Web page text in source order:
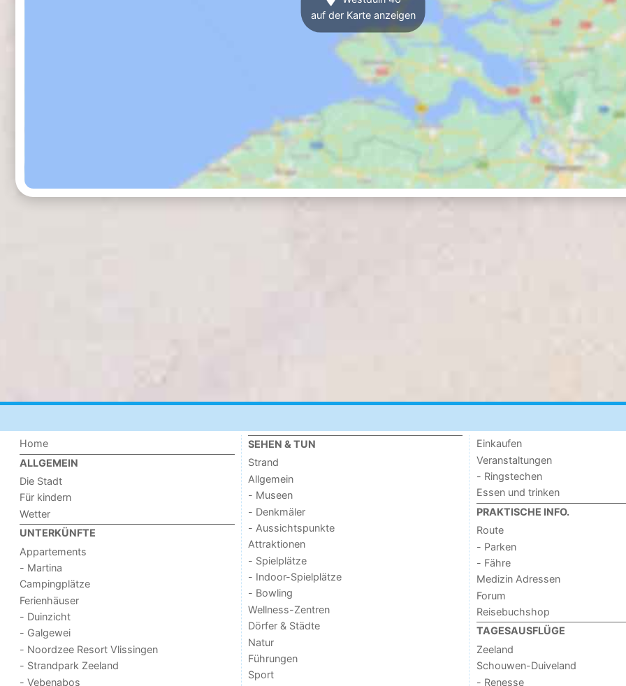
auf der Karte anzeigen
Home
ALLGEMEIN
Die Stadt
Für kindern
Wetter
UNTERKÜNFTE
Appartements
- Martina
Campingplätze
Ferienhäuser
- Duinzicht
- Galgewei
- Noordzee Resort Vlissingen
- Strandpark Zeeland
- Vebenabos
SEHEN & TUN
Strand
Allgemein
- Museen
- Denkmäler
- Aussichtspunkte
Attraktionen
- Spielplätze
- Indoor-Spielplätze
- Bowling
Wellness-Zentren
Dörfer & Städte
Natur
Führungen
Sport
Einkaufen
Veranstaltungen
- Ringstechen
Essen und trinken
PRAKTISCHE INFO.
Route
- Parken
- Fähre
Medizin Adressen
Forum
Reisebuchshop
TAGESAUSFLÜGE
Zeeland
Schouwen-Duiveland
- Renesse